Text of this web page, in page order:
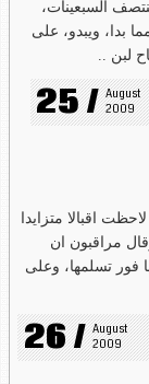
السبعينات،
بدا، ويبدو، على
لبن ..
25 / August
2009
وزارة التجارة لاحظت اقبالا متزايدا
مراقبون ان
فور تسلمها، وعلى
26 / August
2009